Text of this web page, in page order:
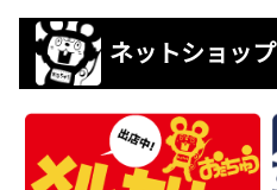
ネットショップ